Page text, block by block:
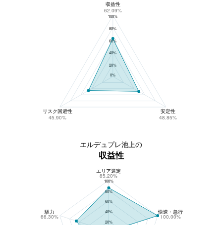
エルデュプレ池上の総合評価
100%
80%
60%
40%
20%
0%
収益性
62.09%
リスク回避性
45.90%
安定性
48.85%
エルデュプレ池上の
収益性
エルデュプレ池上の収益性
100%
80%
60%
40%
20%
エリア選定
85.20%
駅力
66.30%
快速・急行
100.00%